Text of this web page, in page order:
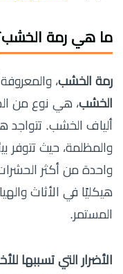
ما هي رمة
رمة الخشب،
الخشب، هي نوع من
ألياف الخشب. تتواجد
والمظلمة، حيث تتوفر
واحدة من أكثر
هيكليًا في الأثاث
المستمر.
الأضرار التي تسببها